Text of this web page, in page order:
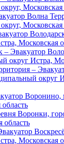
Московская
Волна
Московская
Московская
– Эвакуатор
округ Истра,
–
округ
Воронки,
область
Московская